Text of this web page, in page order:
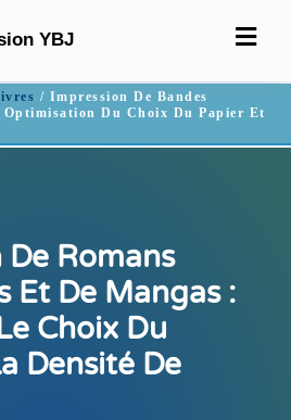
YBJ
/ Impression De Bandes
Optimisation Du Choix Du Papier Et
Romans
Et De Mangas :
Choix Du
Densité De